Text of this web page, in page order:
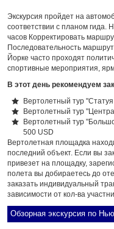
Экскурсия пройдет на
соответствии с планом гида.
часов Корректировать
Последовательность
Йорке часто проходят
спортивные мероприятия,
В этот день рекомендуем
Вертолетный тур
Вертолетный тур
Вертолетный тур
500 USD
Вертолетная площадка
последний объект. Если вы
привезет на площадку,
полета вы добираетесь до
заказать индивидуальный
зависимости от кол-ва
Обзорная экскурсия по